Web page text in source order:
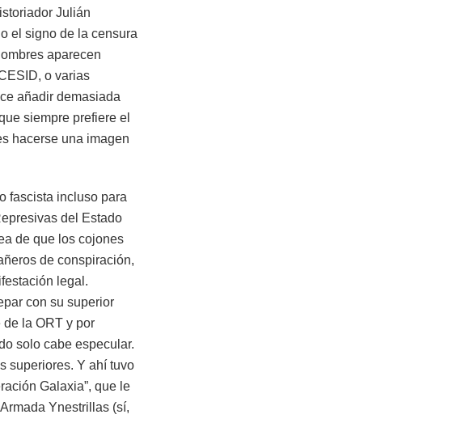
Julián
el signo de la censura
aparecen
o varias
añadir demasiada
siempre prefiere el
hacerse una imagen
fascista incluso para
del Estado
de que los cojones
de conspiración,
legal.
con su superior
la ORT y por
solo cabe especular.
superiores. Y ahí tuvo
Galaxia”, que le
Ynestrillas (sí,